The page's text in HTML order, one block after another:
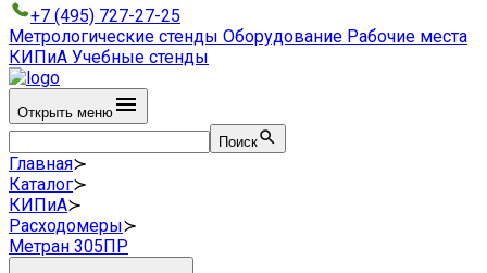
+7 (495) 727-27-25
Метрологические стенды Оборудование Рабочие места
КИПиА Учебные стенды
Открыть меню
Поиск
Главная≻
Каталог≻
КИПиА≻
Расходомеры≻
Метран 305ПР